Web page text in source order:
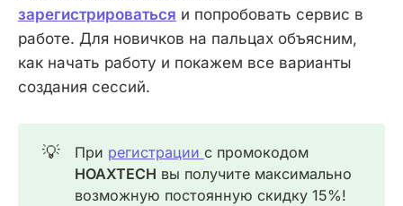
зарегистрироваться и попробовать сервис в
работе. Для новичков на пальцах объясним,
как начать работу и покажем все варианты
создания сессий.
💡 При регистрации с промокодом
HOAXTECH вы получите максимально
возможную постоянную скидку 15%!